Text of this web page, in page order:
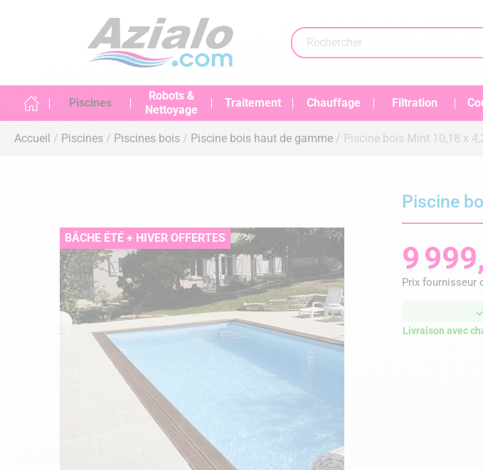
Piscines
Robots &
Nettoyage
Traitement Chauffage Filtration
Accueil Piscines Piscines bois Piscine bois haut de gamme Piscine bois Mint 10,18 x
BÂCHE ÉTÉ + HIVER OFFERTES
Piscine
9
Prix fournisseur
Livraison avec